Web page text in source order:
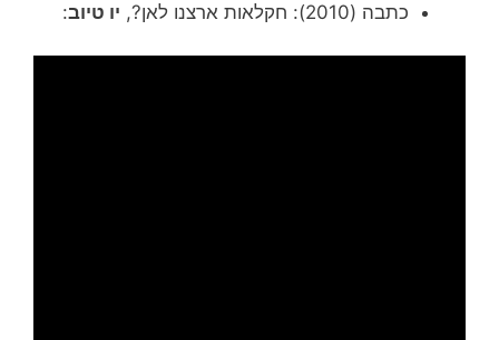
כתבה (2010): חקלאות ארצנו לאן?,
יו טיוב: